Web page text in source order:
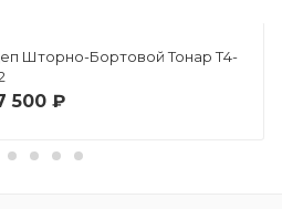
Шторно-Бортовой Тонар Т4-
500 ₽